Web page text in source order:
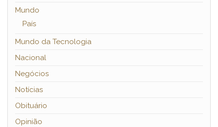
Mundo
País
Mundo da Tecnologia
Nacional
Negócios
Notícias
Obituário
Opinião